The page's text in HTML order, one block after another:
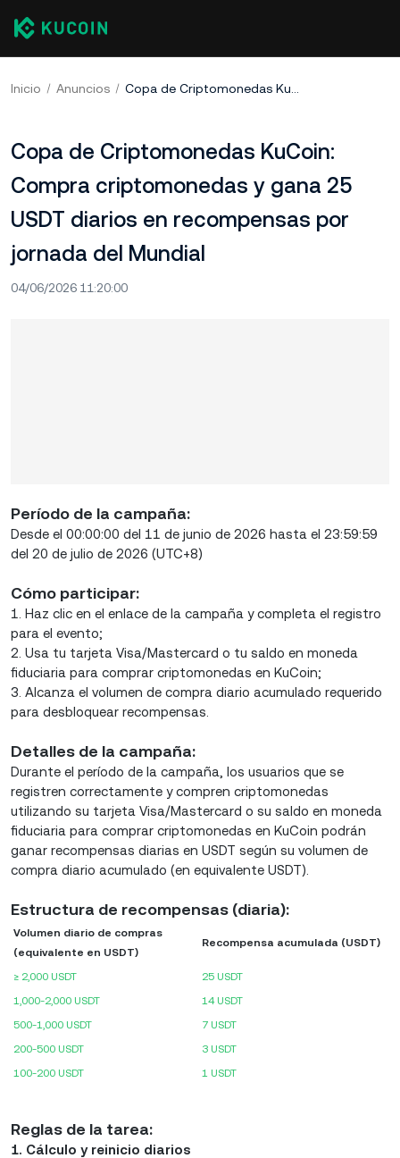
Inicio Anuncios Copa de Criptomonedas KuCoin: Compra criptomonedas y gana 25 USDT diarios en recompensas por jornada del Mundial
Copa de Criptomonedas KuCoin:
Compra criptomonedas y gana 25
USDT diarios en recompensas por
jornada del Mundial
04/06/2026 11:20:00
Período de la campaña:
Desde el 00:00:00 del 11 de junio de 2026 hasta el 23:59:59
del 20 de julio de 2026 (UTC+8)
Cómo participar:
1. Haz clic en el enlace de la campaña y completa el registro
para el evento;
2. Usa tu tarjeta Visa/Mastercard o tu saldo en moneda
fiduciaria para comprar criptomonedas en KuCoin;
3. Alcanza el volumen de compra diario acumulado requerido
para desbloquear recompensas.
Detalles de la campaña:
Durante el período de la campaña, los usuarios que se
registren correctamente y compren criptomonedas
utilizando su tarjeta Visa/Mastercard o su saldo en moneda
fiduciaria para comprar criptomonedas en KuCoin podrán
ganar recompensas diarias en USDT según su volumen de
compra diario acumulado (en equivalente USDT).
Estructura de recompensas (diaria):
Volumen diario de compras
(equivalente en USDT)
Recompensa acumulada (USDT)
≥ 2,000 USDT
25 USDT
1,000-2,000 USDT
14 USDT
500-1,000 USDT
7 USDT
200-500 USDT
3 USDT
100-200 USDT
1 USDT
Reglas de la tarea:
1. Cálculo y reinicio diarios